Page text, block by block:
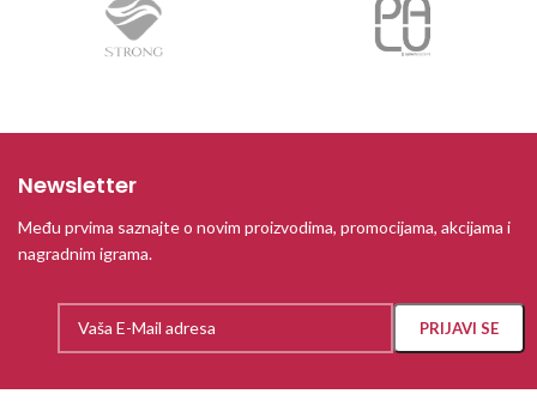
Newsletter
Među prvima saznajte o novim proizvodima, promocijama, akcijama i
nagradnim igrama.